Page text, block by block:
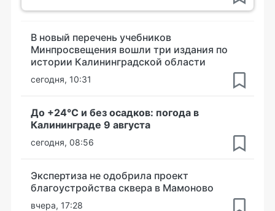
В новый перечень учебников
Минпросвещения вошли три издания по
истории Калининградской области
сегодня, 10:31
До +24°С и без осадков: погода в
Калининграде 9 августа
сегодня, 08:56
Экспертиза не одобрила проект
благоустройства сквера в Мамоново
вчера, 17:28